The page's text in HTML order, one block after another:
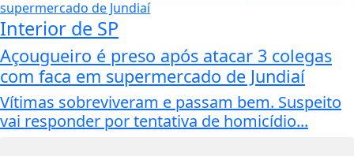
Interior de SP
Açougueiro é preso após atacar 3 colegas
com faca em supermercado de Jundiaí
Vítimas sobreviveram e passam bem. Suspeito
vai responder por tentativa de homicídio...